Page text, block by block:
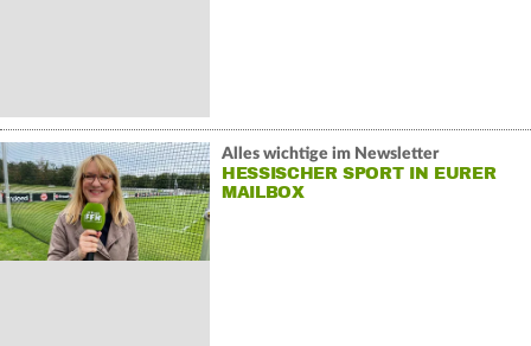
Alles wichtige im Newsletter
HESSISCHER SPORT IN EURER
MAILBOX